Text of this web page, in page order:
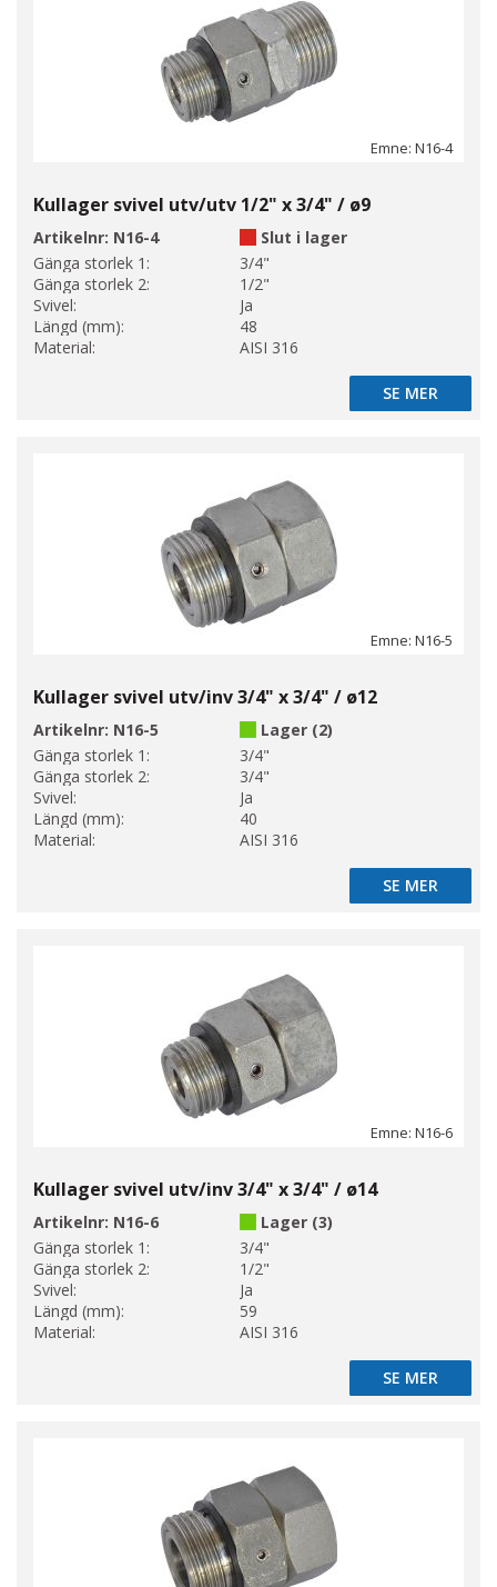
Emne: N16-4
Kullager svivel utv/utv 1/2" x 3/4" / ø9
Artikelnr: N16-4
Slut i lager
Gänga storlek 1:
3/4"
Gänga storlek 2:
1/2"
Svivel:
Ja
Längd (mm):
48
Material:
AISI 316
SE MER
SE MER
Emne: N16-5
Kullager svivel utv/inv 3/4" x 3/4" / ø12
Artikelnr: N16-5
Lager (2)
Gänga storlek 1:
3/4"
Gänga storlek 2:
3/4"
Svivel:
Ja
Längd (mm):
40
Material:
AISI 316
SE MER
SE MER
Emne: N16-6
Kullager svivel utv/inv 3/4" x 3/4" / ø14
Artikelnr: N16-6
Lager (3)
Gänga storlek 1:
3/4"
Gänga storlek 2:
1/2"
Svivel:
Ja
Längd (mm):
59
Material:
AISI 316
SE MER
SE MER